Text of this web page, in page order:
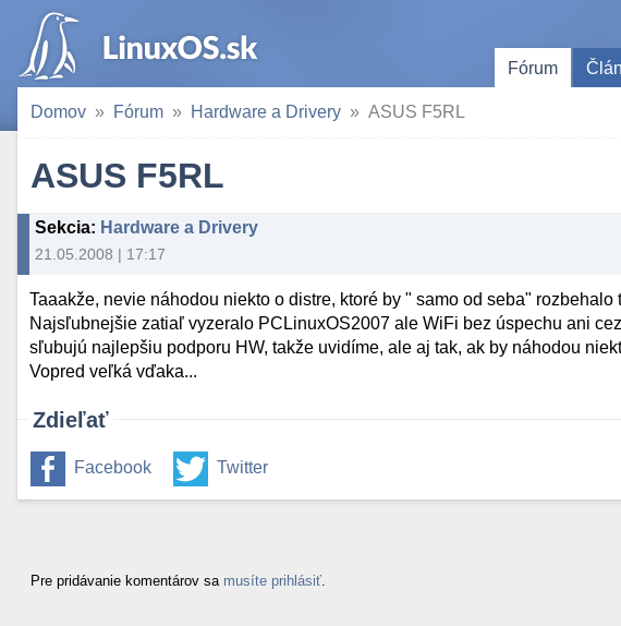
Fórum
Domov Fórum Hardware a Drivery ASUS F5RL
ASUS F5RL
Sekcia: Hardware a Drivery
21.05.2008 | 17:17
Taaakže, nevie náhodou niekto o distre, ktoré by " samo od seba" rozbehalo
Najsľubnejšie zatiaľ vyzeralo PCLinuxOS2007 ale WiFi bez úspechu ani
sľubujú najlepšiu podporu HW, takže uvidíme, ale aj tak, ak by náhodou
Vopred veľká vďaka...
Zdieľať
Facebook Twitter
Pre pridávanie komentárov sa musíte prihlásiť